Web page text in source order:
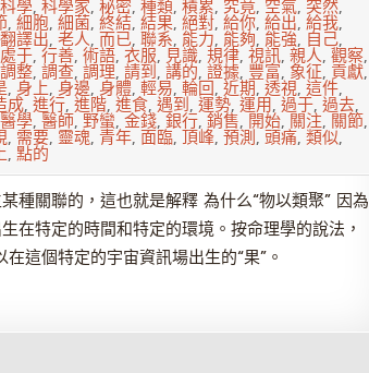
科學, 科學家,秘密,種類, 積累, 究竟, 空氣, 突然,
,細胞,細菌, 終結, 結果, 絕對, 給你, 給出, 給我,
翻譯出, 老人, 而已, 聯系, 能力, 能夠, 能強, 自己,
處于, 行善, 術語, 衣服,見識, 規律, 視訊,親人, 觀察,
調整, 調查, 調理, 請到, 講的, 證據, 豐富, 象征, 貢獻,
,身上,身邊,身體,輕易,輪回, 近期,透視, 這件,
成,進行,進階,進食, 遇到,運勢,運用,過于,過去,
醫學,醫師,野蠻,金錢,銀行,銷售,開始,關注,關節,
,需要,靈魂,青年, 面臨,頂峰,預測,頭痛,類似,
, 點的
種關聯的，這也就是解釋 為什么“物以類聚” 因為
在特定的時間和特定的環境。按命理學的說法，
這個特定的宇宙資訊場出生的“果”。